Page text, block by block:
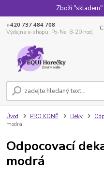
Zboží
+420 737 484 708
Výdejna e-shopu: Po-Ne, 8-20 hod.
Úvod PRO KONĚ Deky
modrá
Odpocovací
modrá